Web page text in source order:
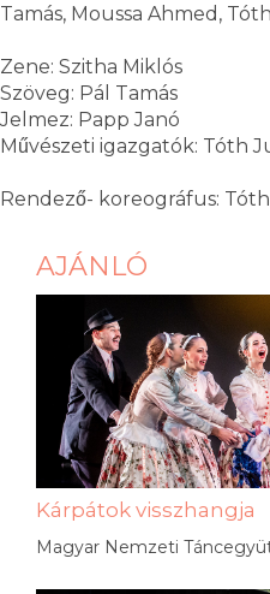
Tamás, Moussa Ahmed,
Zene: Szitha Miklós
Szöveg: Pál Tamás
Jelmez: Papp Janó
Művészeti igazgatók: Tóth
Rendező- koreográfus:
AJÁNLÓ
Kárpátok visszhangja
Magyar Nemzeti